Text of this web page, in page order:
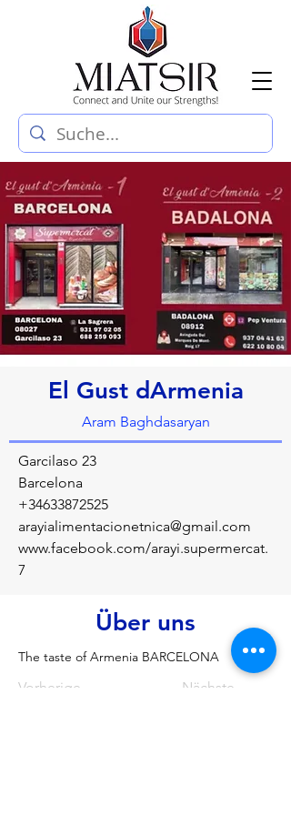
El Gust dArmenia
Aram Baghdasaryan
Garcilaso 23
Barcelona
+34633872525
arayialimentacionetnica@gmail.com
www.facebook.com/arayi.supermercat.
7
Über uns
The taste of Armenia BARCELONA
Vorherige Nächste